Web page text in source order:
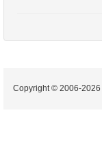
Copyright © 2006-2026